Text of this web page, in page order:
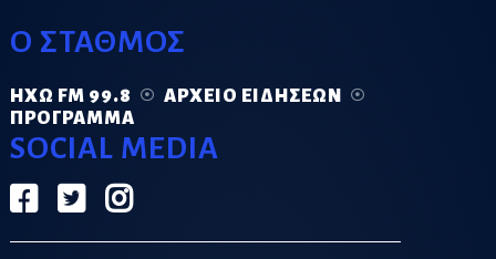
Ο ΣΤΑΘΜΟΣ
ΗΧΏ FM 99.8
ΑΡΧΕΊΟ ΕΙΔΉΣΕΩΝ
ΠΡΌΓΡΑΜΜΑ
SOCIAL MEDIA